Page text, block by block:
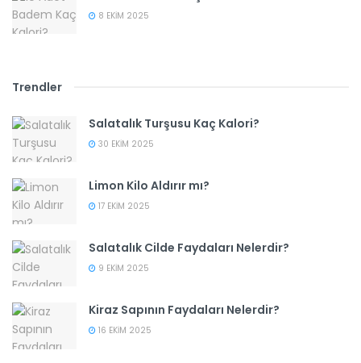
8 EKIM 2025
Trendler
Salatalık Turşusu Kaç Kalori?
30 EKIM 2025
Limon Kilo Aldırır mı?
17 EKIM 2025
Salatalık Cilde Faydaları Nelerdir?
9 EKIM 2025
Kiraz Sapının Faydaları Nelerdir?
16 EKIM 2025